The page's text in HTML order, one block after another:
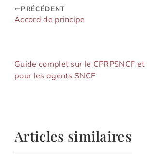
PRÉCÉDENT
Accord de principe
Guide complet sur le CPRPSNCF
pour les agents SNCF
Articles similaires